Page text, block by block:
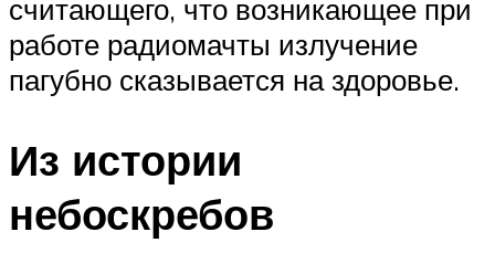
считающего, что возникающее при
работе радиомачты излучение
пагубно сказывается на здоровье.
Из истории
небоскребов